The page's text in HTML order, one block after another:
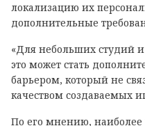
локализацию их
дополнительные
«Для небольших студий
это может стать
барьером, который не
качеством создаваемых
По его мнению,